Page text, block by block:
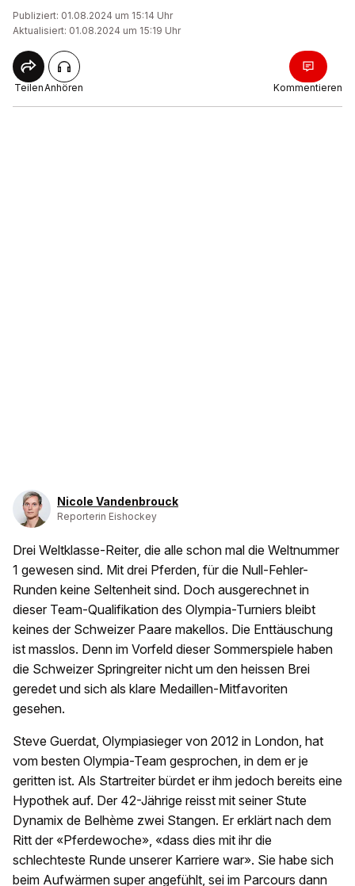
Publiziert: 01.08.2024 um 15:14 Uhr
Aktualisiert: 01.08.2024 um 15:19 Uhr
TeilenAnhören Kommentieren
Nicole Vandenbrouck
Reporterin Eishockey
Drei Weltklasse-Reiter, die alle schon mal die Weltnummer
1 gewesen sind. Mit drei Pferden, für die Null-Fehler-
Runden keine Seltenheit sind. Doch ausgerechnet in
dieser Team-Qualifikation des Olympia-Turniers bleibt
keines der Schweizer Paare makellos. Die Enttäuschung
ist masslos. Denn im Vorfeld dieser Sommerspiele haben
die Schweizer Springreiter nicht um den heissen Brei
geredet und sich als klare Medaillen-Mitfavoriten
gesehen.
Steve Guerdat, Olympiasieger von 2012 in London, hat
vom besten Olympia-Team gesprochen, in dem er je
geritten ist. Als Startreiter bürdet er ihm jedoch bereits eine
Hypothek auf. Der 42-Jährige reisst mit seiner Stute
Dynamix de Belhème zwei Stangen. Er erklärt nach dem
Ritt der «Pferdewoche», «dass dies mit ihr die
schlechteste Runde unserer Karriere war». Sie habe sich
beim Aufwärmen super angefühlt, sei im Parcours dann